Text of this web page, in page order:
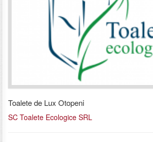
Toalete de Lux Otopeni
SC Toalete Ecologice SRL